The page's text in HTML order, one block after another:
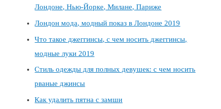
Лондоне, Нью-Йорке, Милане, Париже
Лондон мода, модный показ в Лондоне 2019
Что такое джеггинсы, с чем носить джеггинсы,
модные луки 2019
Стиль одежды для полных девушек: с чем носить
рваные джинсы
Как удалить пятна с замши